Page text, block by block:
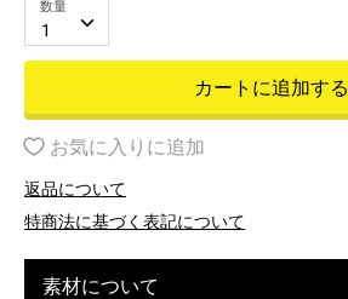
数量
1
カートに追加する
お気に入りに追加
返品について
特商法に基づく表記について
素材について